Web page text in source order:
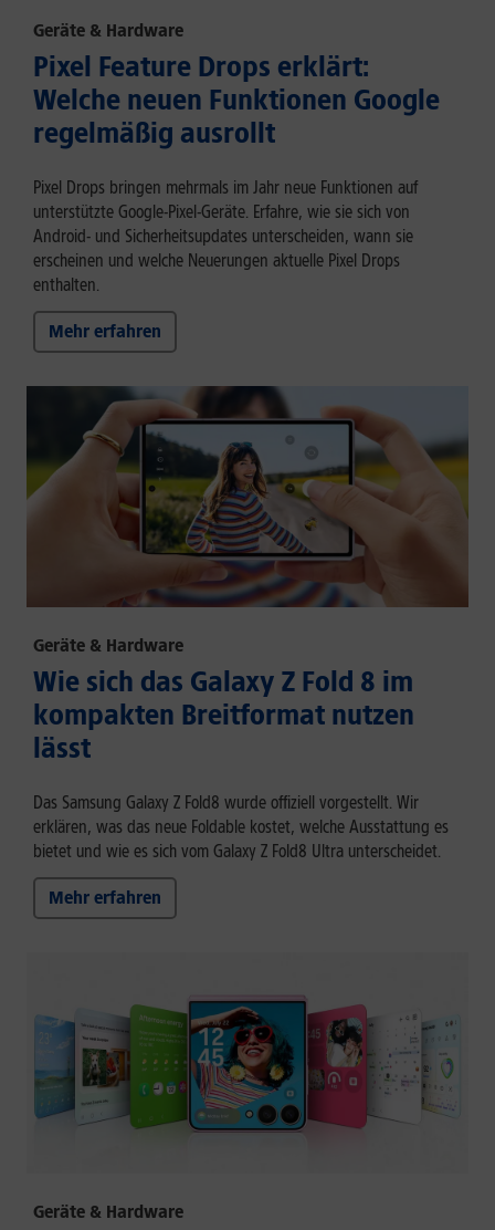
Geräte & Hardware
Pixel Feature Drops erklärt:
Welche neuen Funktionen Google
regelmäßig ausrollt
Pixel Drops bringen mehrmals im Jahr neue Funktionen auf
unterstützte Google-Pixel-Geräte. Erfahre, wie sie sich von
Android- und Sicherheitsupdates unterscheiden, wann sie
erscheinen und welche Neuerungen aktuelle Pixel Drops
enthalten.
Mehr erfahren
Geräte & Hardware
Wie sich das Galaxy Z Fold 8 im
kompakten Breitformat nutzen
lässt
Das Samsung Galaxy Z Fold8 wurde offiziell vorgestellt. Wir
erklären, was das neue Foldable kostet, welche Ausstattung es
bietet und wie es sich vom Galaxy Z Fold8 Ultra unterscheidet.
Mehr erfahren
Geräte & Hardware